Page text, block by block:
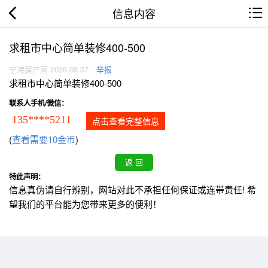
信息内容
求租市中心简单装修400-500
宁海房产网 2026.08.07 举报
求租市中心简单装修400-500
联系人手机/微信：
135****5211 点击查看完整信息
(查看需要10金币)
特此声明：
信息真伪请自行辨别，网站对此不承担任何保证或连带责任! 希
望我们的平台能为您带来更多的便利！